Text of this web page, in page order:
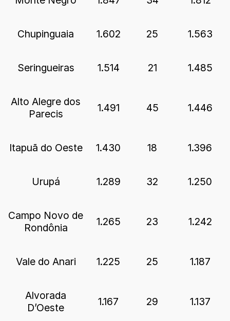
Chupinguaia 1.602 25 1.563
Seringueiras 1.514 21 1.485
Alto Alegre dos
Parecis
1.491 45 1.446
Itapuã do Oeste 1.430 18 1.396
Urupá 1.289 32 1.250
Campo Novo de
Rondônia
1.265 23 1.242
Vale do Anari 1.225 25 1.187
Alvorada
D’Oeste
1.167 29 1.137